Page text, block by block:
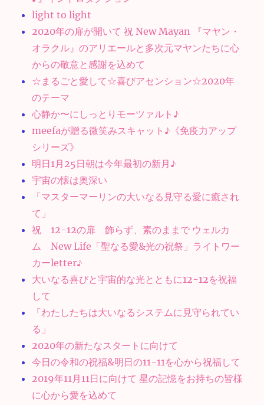
light to light
2020年の扉が開いて 祝 New Mayan 『マヤン・
オラクル』のアリエールと多次元マヤンたちに心
からの敬意と感謝を込めて
☆まるごと愛して☆喜びアセンション☆2020年
のテーマ
心静か〜にしっとりモーツァルト♪
meefaが贈る微笑みスキャット♪《免疫力アップ
シリーズ》
明日1月25日朝は今年最初の新月♪
宇宙の懐は奥深い
「マスターマーリンの大いなる見守る愛に癒され
て」
祝 12-12の扉 飾らず、素のままで ウェルカ
ム New Life「聖なる愛&光の祝祭」ライトワー
カーletter♪
大いなる喜びと宇宙的な光とともに12-12を祝福
して
「わたしたちは大いなるシステムに見守られてい
る」
2020年の新たなスタートに向けて
今日の令和の祝福&明日の11-11を心から祝福して
2019年11月11日に向けて 星の記憶をお持ちの皆様
に心から愛を込めて